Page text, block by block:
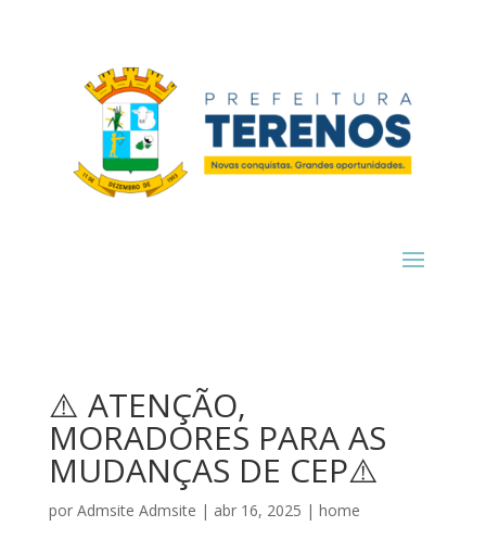
⚠️ ATENÇÃO,
MORADORES PARA AS
MUDANÇAS DE CEP⚠️
por Admsite Admsite | abr 16, 2025 | home